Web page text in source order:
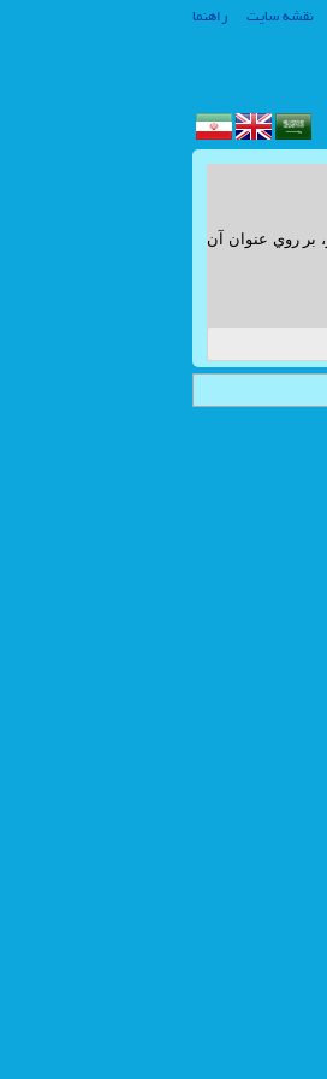
نقشه سایت راهنما
بر روي عنوان آن